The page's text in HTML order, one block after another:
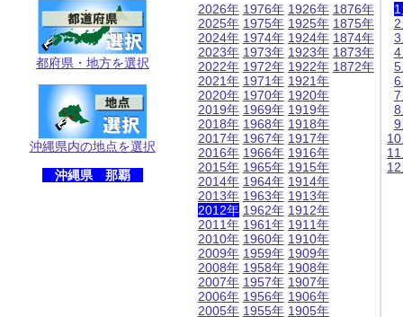
都府県・地方を選択
沖縄県内の地点を選択
沖縄県 那覇
2026年
2025年
2024年
2023年
2022年
2021年
2020年
2019年
2018年
2017年
2016年
2015年
2014年
2013年
2012年
2011年
2010年
2009年
2008年
2007年
2006年
2005年
1976年
1975年
1974年
1973年
1972年
1971年
1970年
1969年
1968年
1967年
1966年
1965年
1964年
1963年
1962年
1961年
1960年
1959年
1958年
1957年
1956年
1955年
1926年
1925年
1924年
1923年
1922年
1921年
1920年
1919年
1918年
1917年
1916年
1915年
1914年
1913年
1912年
1911年
1910年
1909年
1908年
1907年
1906年
1905年
1876年
1875年
1874年
1873年
1872年